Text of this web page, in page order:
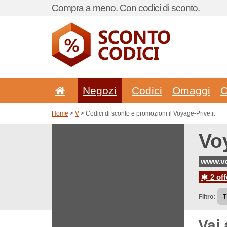
Compra a meno. Con codici di sconto.
Negozi Codici Omaggi
Home > V > Codici di sconto e promozioni il Voyage-Prive.it
2
Filtro: